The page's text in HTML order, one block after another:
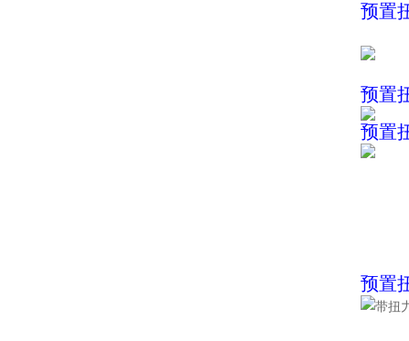
预置
预置
预置
预置